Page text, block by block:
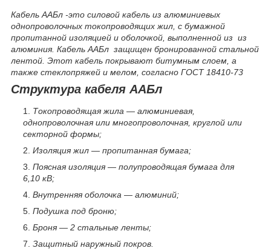
Кабель ААБл -это силовой кабель из алюминиевых
однопроволочных токопроводящих жил, с бумажной
пропитанной изоляцией и оболочкой, выполненной из из
алюминия. Кабель ААБл защищен бронированной стальной
лентой. Этот кабель покрывают битумным слоем, а
также стеклопряжей и мелом, согласно ГОСТ 18410-73
Структура кабеля ААБл
Токопроводящая жила — алюминиевая,
однопроволочная или многопроволочная, круглой или
секторной формы;
Изоляция жил — пропитанная бумага;
Поясная изоляция — полупроводящая бумага для
6,10 кВ;
Внутренняя оболочка — алюминий;
Подушка под броню;
Броня — 2 стальные ленты;
Защитный наружный покров.